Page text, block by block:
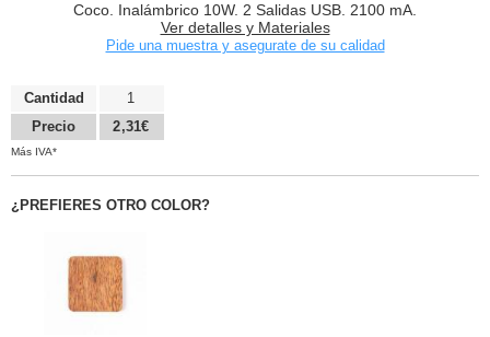
Coco. Inalámbrico 10W. 2 Salidas USB. 2100 mA.
Ver detalles y Materiales
Pide una muestra y asegurate de su calidad
Cantidad
Precio
1
2,31€
Más IVA*
¿PREFIERES OTRO COLOR?